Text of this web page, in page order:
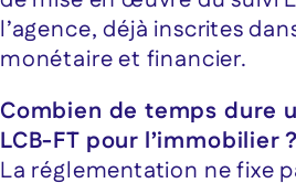
l’agence, déjà inscrites
monétaire et financier.
Combien de temps dure
LCB-FT pour l’immobilier ?
La réglementation ne fixe